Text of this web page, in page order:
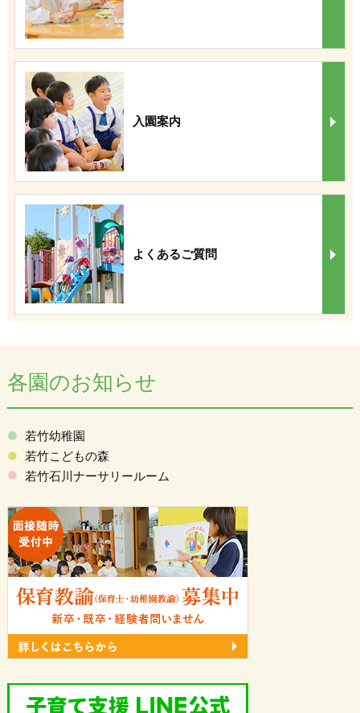
入園案内
よくあるご質問
各園のお知らせ
若竹幼稚園
若竹こどもの森
若竹石川ナーサリールーム